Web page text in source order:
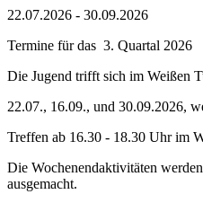
22.07.2026 - 30.09.2026
Termine für das 3. Quartal 2026
Die Jugend trifft sich im Weißen
22.07., 16.09., und 30.09.2026,
Treffen ab 16.30 - 18.30 Uhr im
Die Wochenendaktivitäten
ausgemacht.